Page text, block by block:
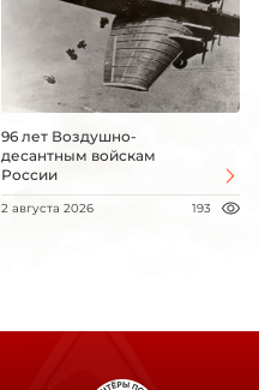
96 лет Воздушно-
десантным войскам
России
2 августа 2026 193